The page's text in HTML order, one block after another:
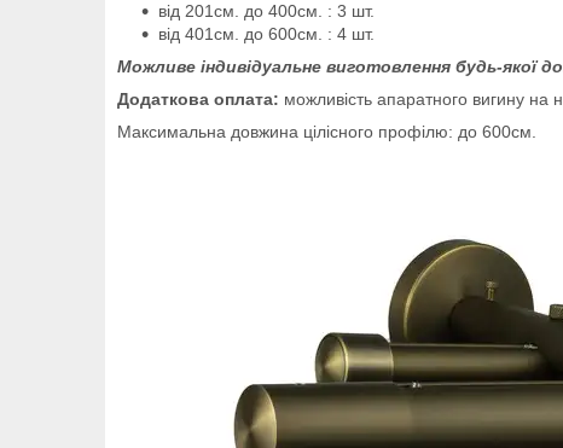
від 201см. до 400см. : 3 шт.
від 401см. до 600см. : 4 шт.
Можливе індивідуальне виготовлення будь-якої
Додаткова оплата: можливість апаратного вигину на
Максимальна довжина цілісного профілю: до 600см.